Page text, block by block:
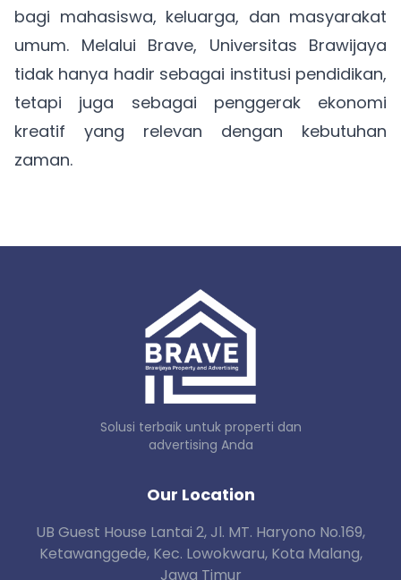
bagi mahasiswa, keluarga, dan masyarakat
umum. Melalui Brave, Universitas Brawijaya
tidak hanya hadir sebagai institusi pendidikan,
tetapi juga sebagai penggerak ekonomi
kreatif yang relevan dengan kebutuhan
zaman.
Solusi terbaik untuk properti dan
advertising Anda
Our Location
UB Guest House Lantai 2, Jl. MT. Haryono No.169,
Ketawanggede, Kec. Lowokwaru, Kota Malang,
Jawa Timur